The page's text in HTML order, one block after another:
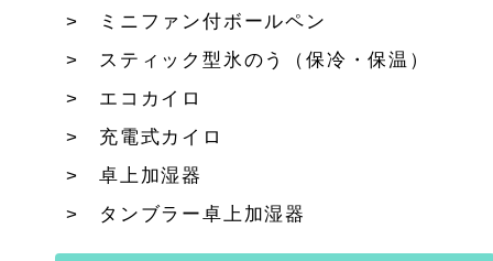
ミニファン付ボールペン
スティック型氷のう（保冷・保温）
エコカイロ
充電式カイロ
卓上加湿器
タンブラー卓上加湿器